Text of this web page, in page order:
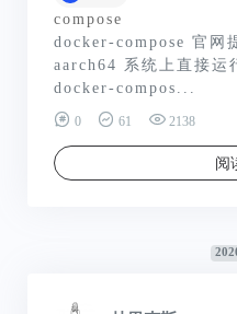
compose
docker-compose 官网
aarch64 系统上直接运
docker-compos...
0 61 2138
阅